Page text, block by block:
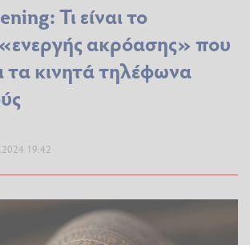
Τι είναι το
ακρόασης» που
τα κινητά τηλέφωνα
19:42